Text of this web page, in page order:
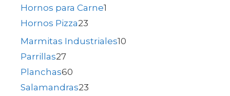
Hornos para Carne1
Hornos Pizza23
Marmitas Industriales10
Parrillas27
Planchas60
Salamandras23